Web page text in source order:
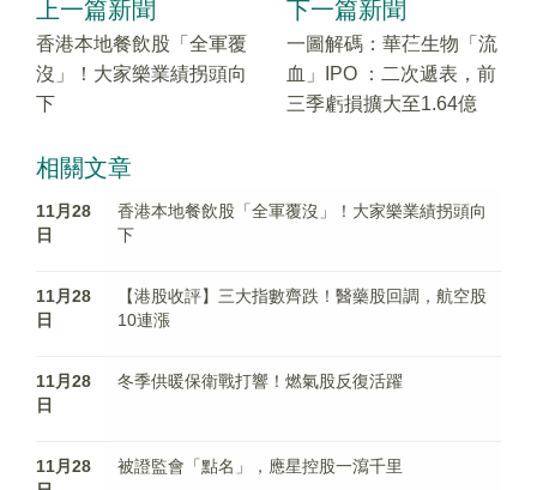
上一篇新聞
香港本地餐飲股「全軍覆
沒」！大家樂業績拐頭向
下
下一篇新聞
一圖解碼：華芢生物「流
血」IPO ：二次遞表，前
三季虧損擴大至1.64億
相關文章
11月28
日
香港本地餐飲股「全軍覆沒」！大家樂業績拐頭向
下
11月28
日
【港股收評】三大指數齊跌！醫藥股回調，航空股
10連漲
11月28
日
冬季供暖保衛戰打響！燃氣股反復活躍
11月28
被證監會「點名」，應星控股一瀉千里